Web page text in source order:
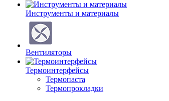
Инструменты и материалы
Вентиляторы
Термоинтерфейсы
Термопаста
Термопрокладки